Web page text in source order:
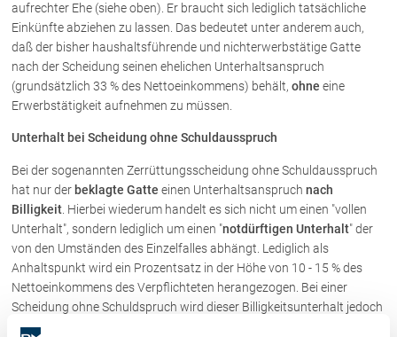
aufrechter Ehe (siehe oben). Er braucht sich lediglich tatsächliche
Einkünfte abziehen zu lassen. Das bedeutet unter anderem auch,
daß der bisher haushaltsführende und nichterwerbstätige Gatte
nach der Scheidung seinen ehelichen Unterhaltsanspruch
(grundsätzlich 33 % des Nettoeinkommens) behält, ohne eine
Erwerbstätigkeit aufnehmen zu müssen.
Unterhalt bei Scheidung ohne Schuldausspruch
Bei der sogenannten Zerrüttungsscheidung ohne Schuldausspruch
hat nur derbeklagte Gatte einen Unterhaltsanspruch nach
Billigkeit. Hierbei wiederum handelt es sich nicht um einen "vollen
Unterhalt", sondern lediglich um einen "notdürftigen Unterhalt" der
von den Umständen des Einzelfalles abhängt. Lediglich als
Anhaltspunkt wird ein Prozentsatz in der Höhe von 10 - 15 % des
Nettoeinkommens des Verpflichteten herangezogen. Bei einer
Scheidung ohne Schuldspruch wird dieser Billigkeitsunterhalt jedoch
nur dann gewährt, wenn ...